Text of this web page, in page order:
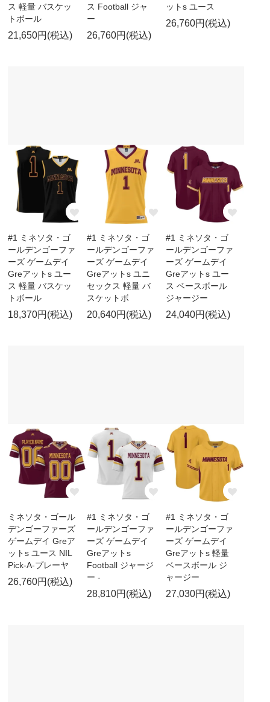
ス 軽量 バスケッ
トボール
21,650円(税込)
ス Football ジャ
ー
26,760円(税込)
ットs ユース
26,760円(税込)
#1 ミネソタ・ゴ
ールデンゴーファ
ーズ ゲームデイ
Greアットs ユー
ス 軽量 バスケッ
トボール
18,370円(税込)
#1 ミネソタ・ゴ
ールデンゴーファ
ーズ ゲームデイ
Greアットs ユニ
セックス 軽量 バ
スケットボ
20,640円(税込)
#1 ミネソタ・ゴ
ールデンゴーファ
ーズ ゲームデイ
Greアットs ユー
ス ベースボール
ジャージー
24,040円(税込)
ミネソタ・ゴール
デンゴーファーズ
ゲームデイ Greア
ットs ユース NIL
Pick-A-プレーヤ
26,760円(税込)
#1 ミネソタ・ゴ
ールデンゴーファ
ーズ ゲームデイ
Greアットs
Football ジャージ
ー -
28,810円(税込)
#1 ミネソタ・ゴ
ールデンゴーファ
ーズ ゲームデイ
Greアットs 軽量
ベースボール ジ
ャージー
27,030円(税込)